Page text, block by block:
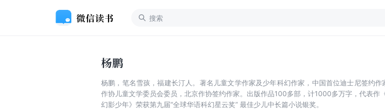
杨鹏
杨鹏，笔名雪孩，福建长汀人。著名儿童文学作家及少年科幻作家，中国首位迪士尼签约
作协儿童文学委员会委员，北京作协签约作家。出版作品100多部，计1000多万字，代表作
幻影少年》荣获第九届“全球华语科幻星云奖” 最佳少儿中长篇小说银奖。